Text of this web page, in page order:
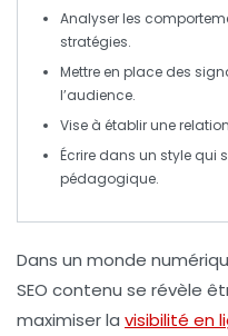
Analyserles
stratégies.
Mettre en place des
l’audience.
Vise à établir une
Écrire dans un style qui
pédagogique.
Dans un monde
SEO contenu se révèle
maximiser la visibilité en